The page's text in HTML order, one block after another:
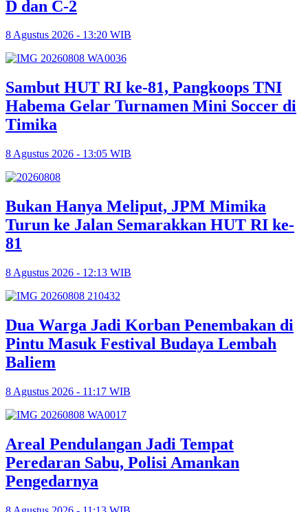
D dan C-2
8 Agustus 2026 - 13:20 WIB
Sambut HUT RI ke-81, Pangkoops TNI
Habema Gelar Turnamen Mini Soccer di
Timika
8 Agustus 2026 - 13:05 WIB
Bukan Hanya Meliput, JPM Mimika
Turun ke Jalan Semarakkan HUT RI ke-
81
8 Agustus 2026 - 12:13 WIB
Dua Warga Jadi Korban Penembakan di
Pintu Masuk Festival Budaya Lembah
Baliem
8 Agustus 2026 - 11:17 WIB
Areal Pendulangan Jadi Tempat
Peredaran Sabu, Polisi Amankan
Pengedarnya